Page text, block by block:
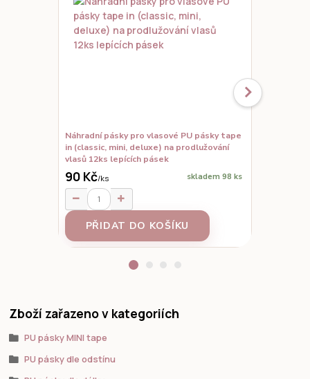
Náhradní pásky pro vlasové PU pásky tape
in (classic, mini, deluxe) na prodlužování
vlasů 12ks lepících pásek
90 Kč/ks skladem 98 ks
PŘIDAT DO KOŠÍKU
Zboží zařazeno v kategoriích
PU pásky MINI tape
PU pásky dle odstínu